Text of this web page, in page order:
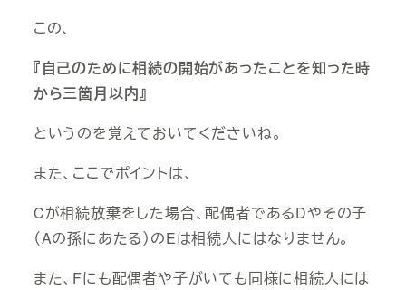
この、
『自己のために相続の開始があったことを知った時
から三箇月以内』
というのを覚えておいてくださいね。
また、ここでポイントは、
Cが相続放棄をした場合、配偶者であるDやその子
（Aの孫にあたる）のEは相続人にはなりません。
また、Fにも配偶者や子がいても同様に相続人には